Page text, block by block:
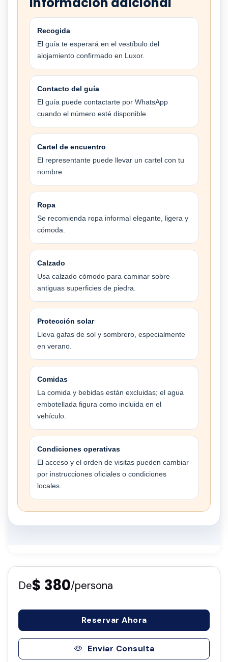
Recogida
El guía te esperará en el vestíbulo del
alojamiento confirmado en Luxor.
Contacto del guía
El guía puede contactarte por WhatsApp
cuando el número esté disponible.
Cartel de encuentro
El representante puede llevar un cartel con tu
nombre.
Ropa
Se recomienda ropa informal elegante, ligera y
cómoda.
Calzado
Usa calzado cómodo para caminar sobre
antiguas superficies de piedra.
Protección solar
Lleva gafas de sol y sombrero, especialmente
en verano.
Comidas
La comida y bebidas están excluidas; el agua
embotellada figura como incluida en el
vehículo.
Condiciones operativas
El acceso y el orden de visitas pueden cambiar
por instrucciones oficiales o condiciones
locales.
De$ 380/persona
Reservar Ahora
Enviar Consulta